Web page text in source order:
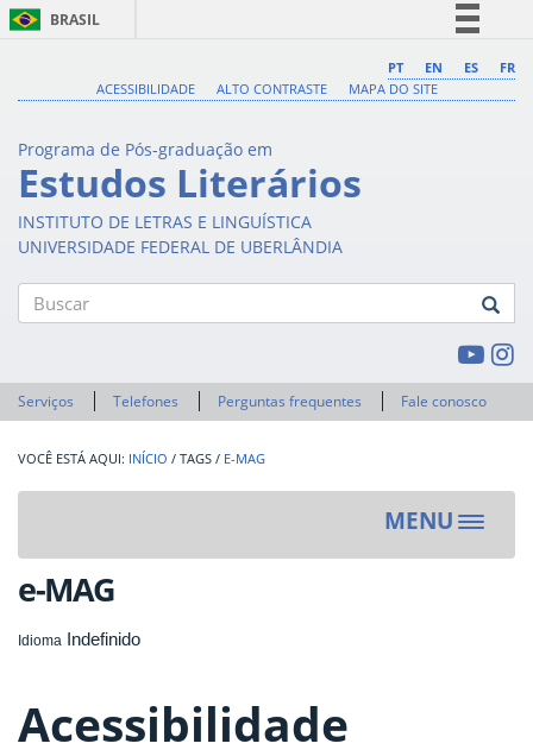
BRASIL
Comunica BR
Acesso à informação
Legislação
PT EN ES
FR
ACESSIBILIDADE
ALTO CONTRASTE MAPA DO SITE
Programa de Pós-graduação em
Estudos Literários
INSTITUTO DE LETRAS E LINGUÍSTICA
UNIVERSIDADE FEDERAL DE UBERLÂNDIA
Serviços Telefones Perguntas frequentes Fale conosco
INÍCIO / TAGS / E-MAG
MENU
Toggle
e-MAG
Idioma Indefinido
Acessibilidade